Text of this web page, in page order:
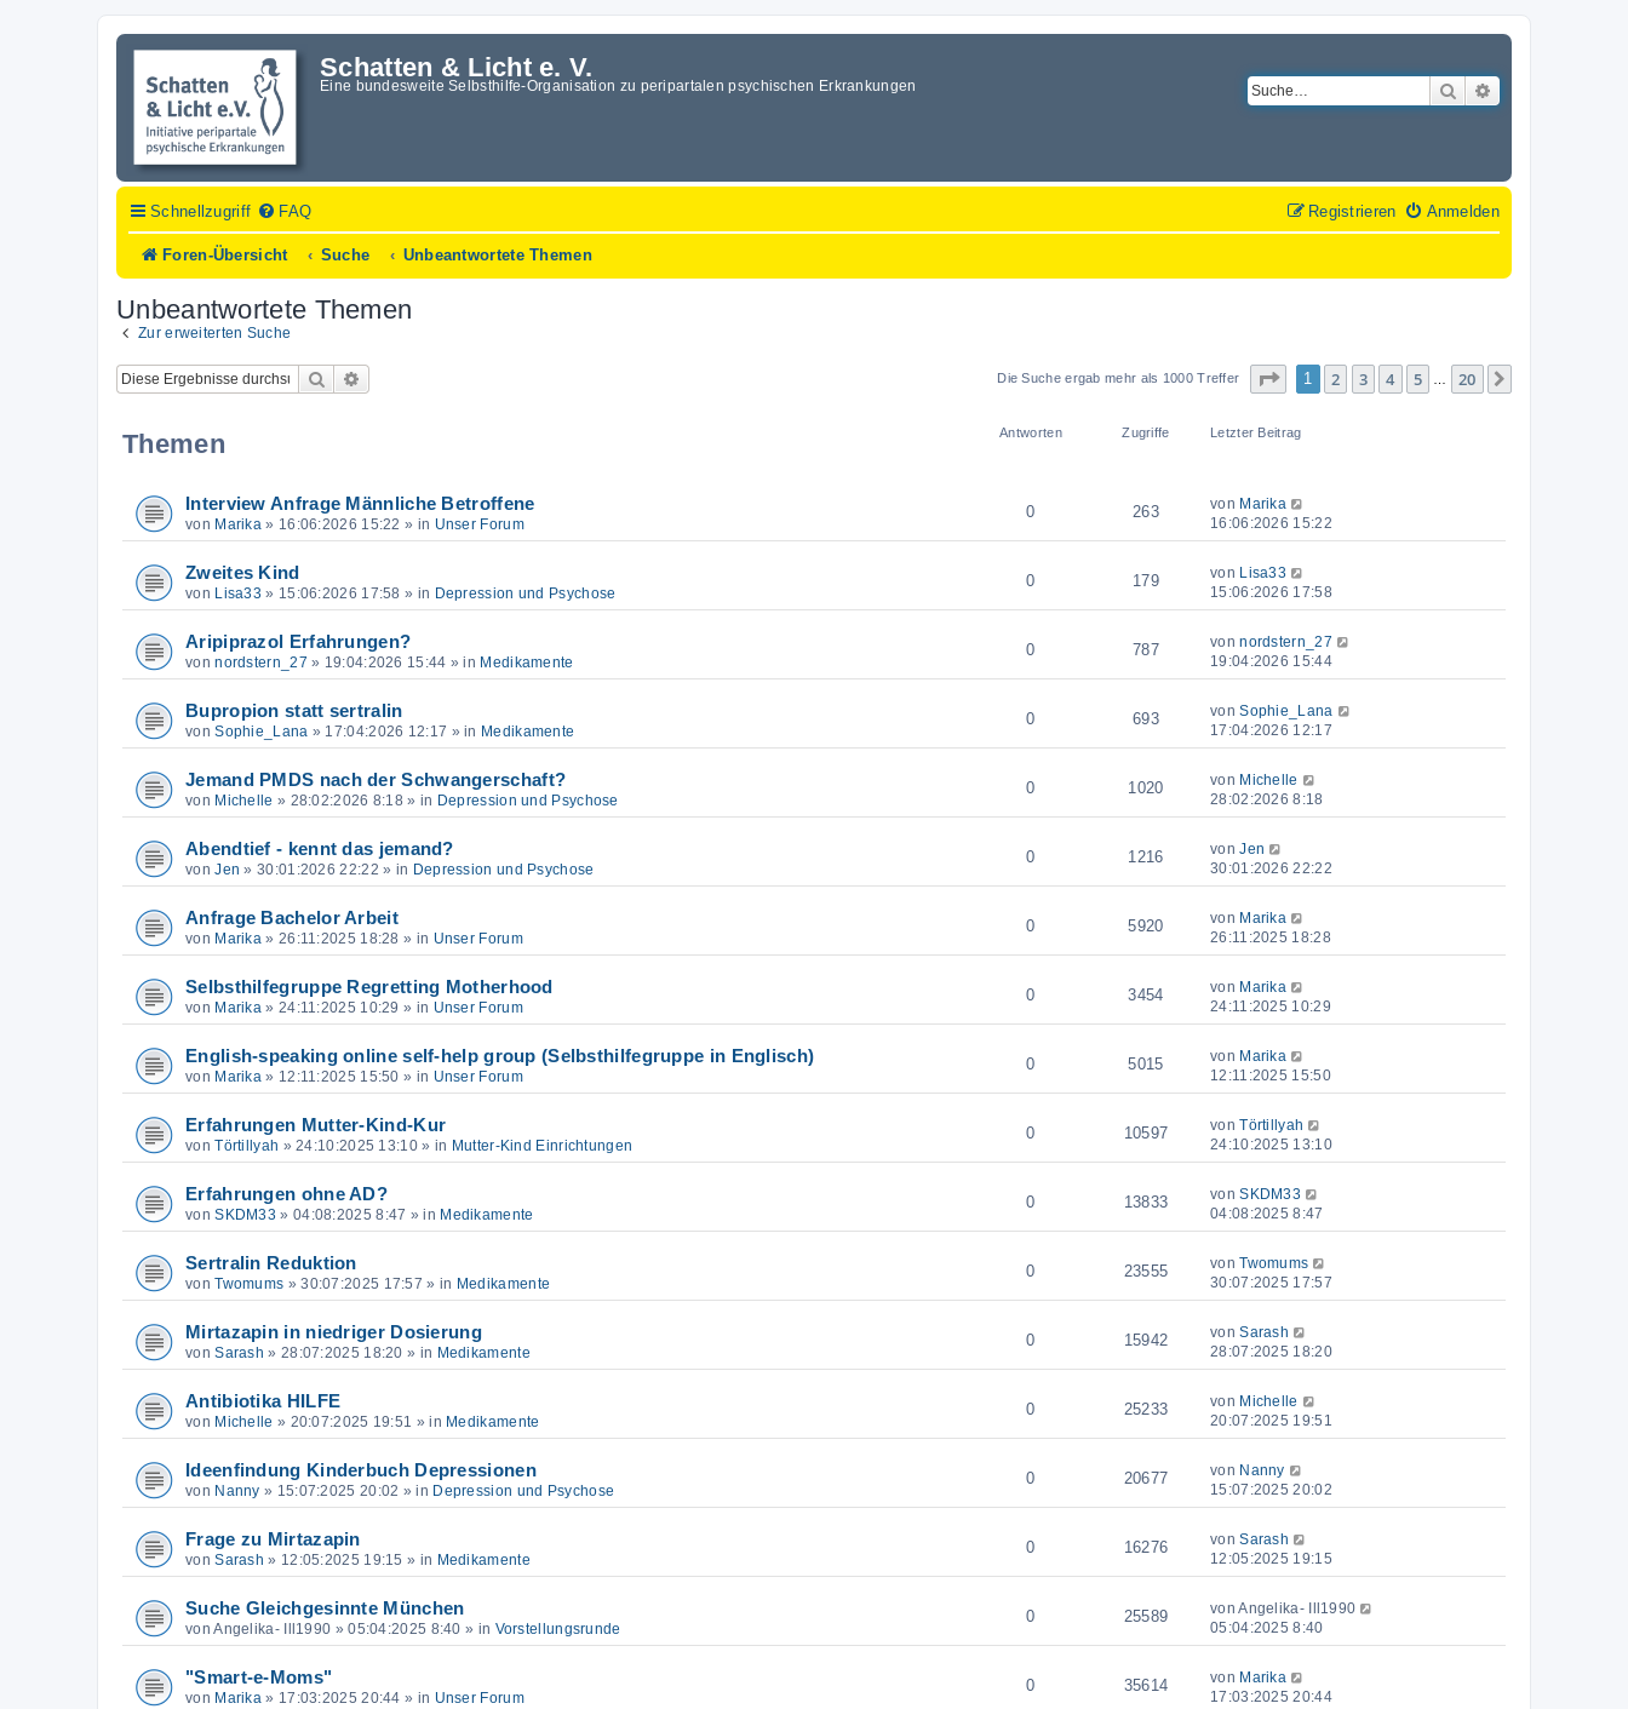
Schatten & Licht e. V.
Eine bundesweite Selbsthilfe-Organisation zu peripartalen psychischen Erkrankungen Suche
Schnellzugriff FAQ Anmelden
Registrieren
Foren-Übersicht Suche Unbeantwortete Themen
Unbeantwortete Themen
Zur erweiterten Suche
Suche Die Suche ergab mehr als 1000 Treffer Seite von 20
1 2 3 4 5 20
Themen Antworten Zugriffe Letzter Beitrag
Interview Anfrage Männliche Betroffene
von Marika » 16:06:2026 15:22 » in Unser Forum
0 263 von Marika
16:06:2026 15:22
Zweites Kind
von Lisa33 » 15:06:2026 17:58 » in Depression und Psychose
0 179 von Lisa33
15:06:2026 17:58
Aripiprazol Erfahrungen?
vonnordstern_27 » 19:04:2026 15:44 » in Medikamente
0 787 vonnordstern_27
19:04:2026 15:44
Bupropion statt sertralin
vonSophie_Lana » 17:04:2026 12:17 » in Medikamente
0 693 vonSophie_Lana
17:04:2026 12:17
Jemand PMDS nach der Schwangerschaft?
von Michelle » 28:02:2026 8:18 » in Depression und Psychose
0 1020 von Michelle
28:02:2026 8:18
Abendtief - kennt das jemand?
vonJen »30:01:2026 22:22 » in Depression und Psychose
0 1216 vonJen
30:01:2026 22:22
Anfrage Bachelor Arbeit
von Marika » 26:11:2025 18:28 » in Unser Forum
0 5920 von Marika
26:11:2025 18:28
Selbsthilfegruppe Regretting Motherhood
von Marika » 24:11:2025 10:29 » in Unser Forum
0 3454 von Marika
24:11:2025 10:29
English-speaking online self-help group (Selbsthilfegruppe in Englisch)
von Marika » 12:11:2025 15:50 » in Unser Forum
0 5015 von Marika
12:11:2025 15:50
Erfahrungen Mutter-Kind-Kur
vonTörtillyah »24:10:2025 13:10» in Mutter-Kind Einrichtungen
0 10597 vonTörtillyah
24:10:2025 13:10
Erfahrungen ohne AD?
vonSKDM33 » 04:08:2025 8:47 » in Medikamente
0 13833 vonSKDM33
04:08:2025 8:47
Sertralin Reduktion
vonTwomums »30:07:2025 17:57 » in Medikamente
0 23555 vonTwomums
30:07:2025 17:57
Mirtazapin in niedriger Dosierung
vonSarash » 28:07:2025 18:20 » in Medikamente
0 15942 vonSarash
28:07:2025 18:20
Antibiotika HILFE
von Michelle » 20:07:2025 19:51 » in Medikamente
0 25233 von Michelle
20:07:2025 19:51
Ideenfindung Kinderbuch Depressionen
von Nanny » 15:07:2025 20:02 » in Depression und Psychose
0 20677 von Nanny
15:07:2025 20:02
Frage zu Mirtazapin
vonSarash » 12:05:2025 19:15 » in Medikamente
0 16276 vonSarash
12:05:2025 19:15
Suche Gleichgesinnte München
vonAngelika- Ill1990 »05:04:2025 8:40 » in Vorstellungsrunde
0 25589 vonAngelika- Ill1990
05:04:2025 8:40
"Smart-e-Moms"
von Marika » 17:03:2025 20:44 » in Unser Forum
0 35614 von Marika
17:03:2025 20:44